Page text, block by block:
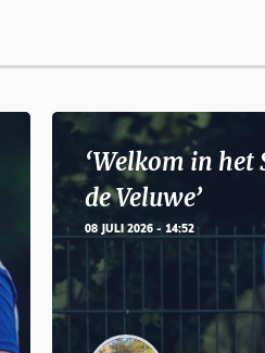
‘Welkom in het
de Veluwe’
08 JULI 2026 - 14:52